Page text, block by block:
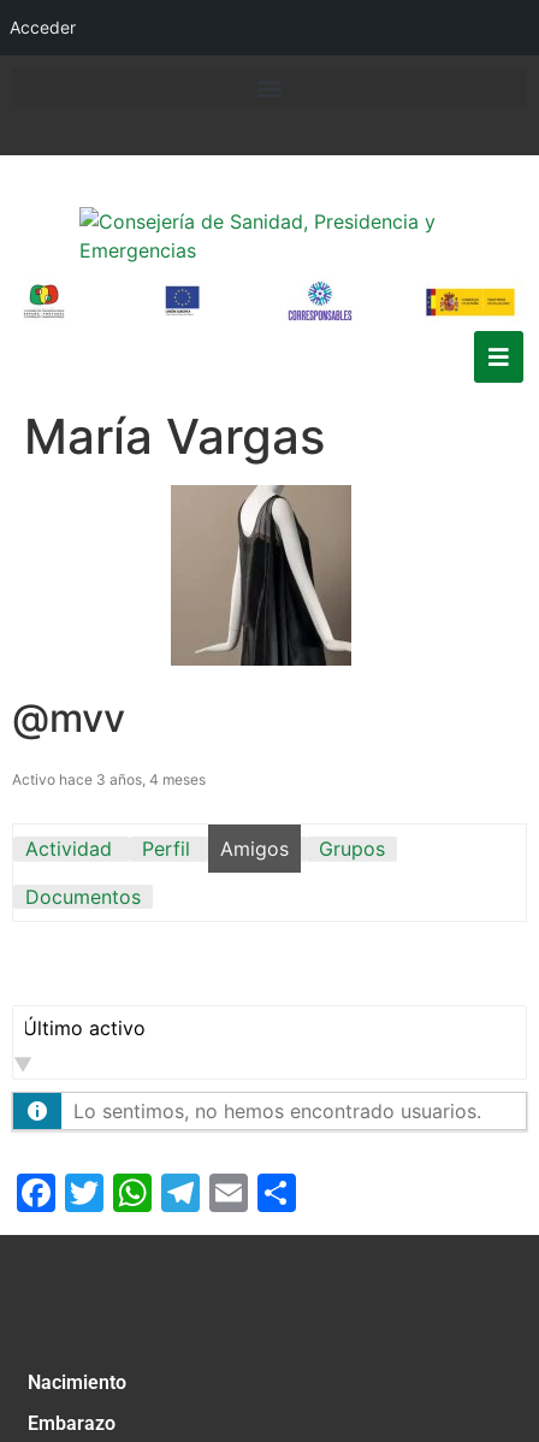
Acceder
María Vargas
@mvv
Activo hace 3 años, 4 meses
Actividad Perfil Amigos
Grupos
Documentos
Mostrar:
Lo sentimos, no hemos encontrado usuarios.
Facebook
Twitter
WhatsApp
Telegram
Email
Nacimiento
Embarazo